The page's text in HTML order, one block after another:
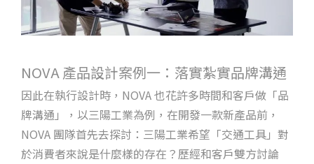
NOVA 產品設計案例一：落實紮實品牌溝通
因此在執行設計時，NOVA 也花許多時間和客戶做「品
牌溝通」，以三陽工業為例，在開發一款新產品前，
NOVA 團隊首先去探討：三陽工業希望「交通工具」對
於消費者來說是什麼樣的存在？歷經和客戶雙方討論